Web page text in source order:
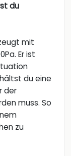
du
mit
Er ist
du eine
der
muss. So
zu